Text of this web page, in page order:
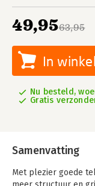
63,95
49,95
In
Nu besteld,
Gratis
Samenvatting
Met plezier goede